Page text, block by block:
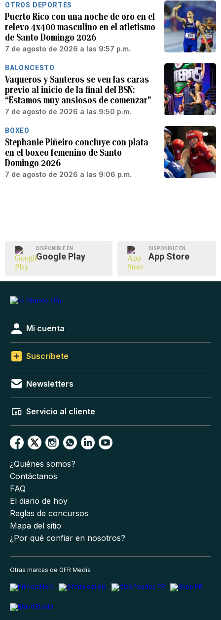
OTROS DEPORTES
Puerto Rico con una noche de oro en el
relevo 4x400 masculino en el atletismo
de Santo Domingo 2026
7 de agosto de 2026 a las 9:57 p.m.
BALONCESTO
Vaqueros y Santeros se ven las caras
previo al inicio de la final del BSN:
“Estamos muy ansiosos de comenzar”
7 de agosto de 2026 a las 9:50 p.m.
BOXEO
Stephanie Piñeiro concluye con plata
en el boxeo femenino de Santo
Domingo 2026
7 de agosto de 2026 a las 9:06 p.m.
DISPONIBLE EN
Google Play
DISPONIBLE EN
App Store
Mi cuenta
Suscríbete
Newsletters
Servicio al cliente
¿Quiénes somos?
Contáctanos
FAQ
El diario de hoy
Reglas de concursos
Mapa del sitio
¿Por qué confiar en nosotros?
Otras marcas de GFR Media